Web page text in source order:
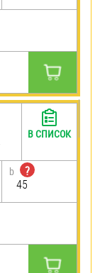
b
?
45
В СПИСОК